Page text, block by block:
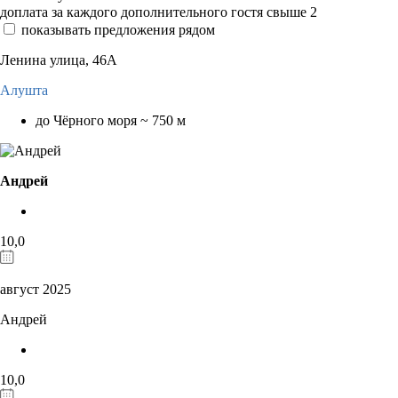
доплата за каждого дополнительного гостя свыше 2
показывать предложения рядом
Ленина улица, 46А
Алушта
до Чёрного моря ~ 750 м
Андрей
10,0
август 2025
Андрей
10,0